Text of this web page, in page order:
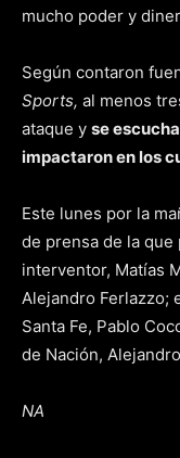
mucho poder y
Según contaron
Sports, al menos
ataque y se
impactaron en los
Este lunes por la
de prensa de la
interventor, Matías
Alejandro Ferlazzo;
Santa Fe, Pablo
de Nación,
NA